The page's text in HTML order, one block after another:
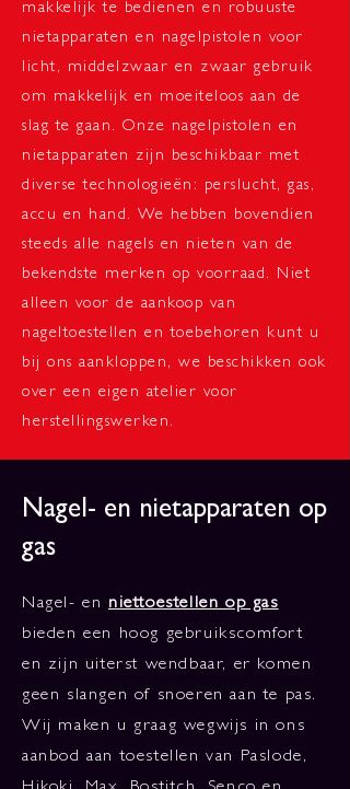
makkelijk te bedienen en robuuste
nietapparaten en nagelpistolen voor
licht, middelzwaar en zwaar gebruik
om makkelijk en moeiteloos aan de
slag te gaan. Onze nagelpistolen en
nietapparaten zijn beschikbaar met
diverse technologieën: perslucht, gas,
accu en hand. We hebben bovendien
steeds alle nagels en nieten van de
bekendste merken op voorraad. Niet
alleen voor de aankoop van
nageltoestellen en toebehoren kunt u
bij ons aankloppen, we beschikken ook
over een eigen atelier voor
herstellingswerken.
Nagel- en nietapparaten op
gas
Nagel- en niettoestellen op gas
bieden een hoog gebruikscomfort
en zijn uiterst wendbaar, er komen
geen slangen of snoeren aan te pas.
Wij maken u graag wegwijs in ons
aanbod aan toestellen van Paslode,